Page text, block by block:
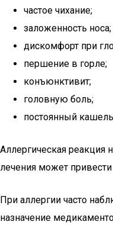
частое чихание;
заложенность носа;
дискомфорт при
першение в горле;
конъюнктивит;
головную боль;
постоянный
Аллергическая реакция
лечения может привести
При аллергии часто
назначение